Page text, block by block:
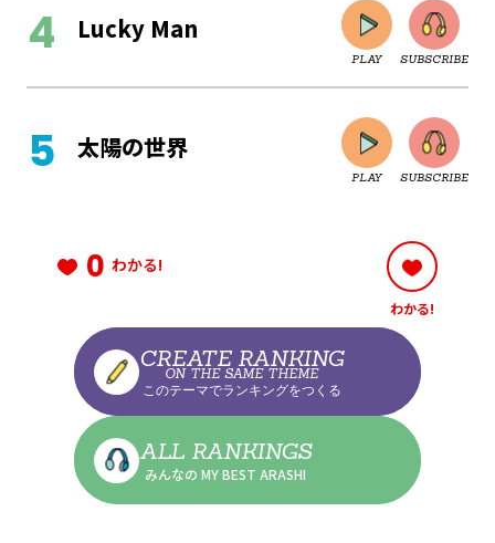
Lucky Man
PLAY SUBSCRIBE
CLOSE
太陽の世界
PLAY SUBSCRIBE
CLOSE
0 わかる!
わかる!
CREATE RANKING
ON THE SAME THEME
このテーマでランキングをつくる
ALL RANKINGS
みんなの MY BEST ARASHI